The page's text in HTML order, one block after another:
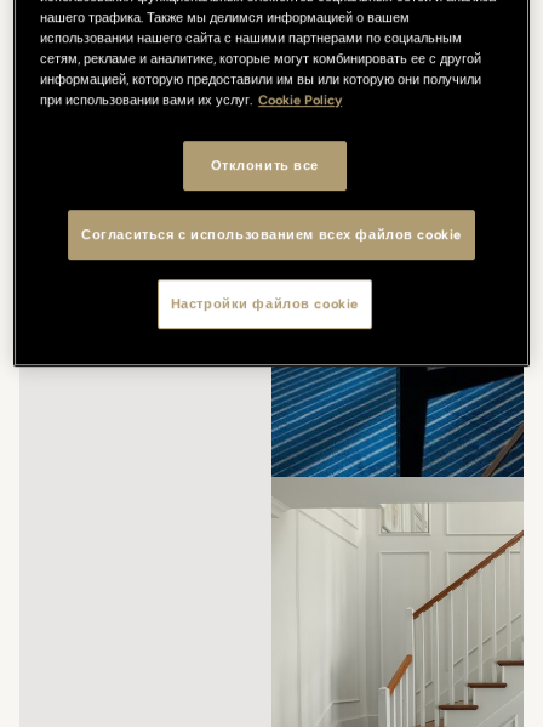
нашего трафика. Также мы делимся информацией о вашем
использовании нашего сайта с нашими партнерами по социальным
сетям, рекламе и аналитике, которые могут комбинировать ее с другой
информацией, которую предоставили им вы или которую они получили
при использовании вами их услуг. Cookie Policy
Отклонить все
Согласиться с использованием всех файлов cookie
Настройки файлов cookie